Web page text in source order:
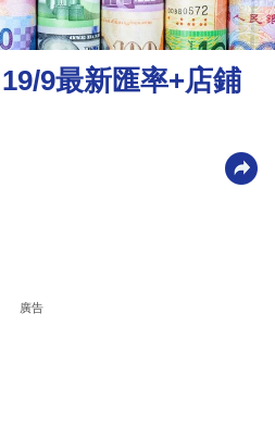
9最新匯率+店鋪
廣告